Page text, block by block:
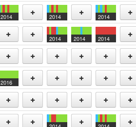
Add Add Add Add
2014
Add
2014
Add
2014
Add
Add Add
2014 2014 2014
Add
Add Add Add Add Add Add
2016
Add Add Add Add Add
Add Add Add Add Add Add